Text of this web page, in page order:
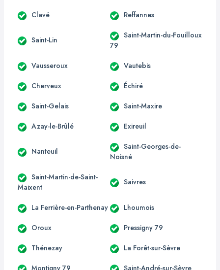
Clavé Reffannes
Saint-Lin
Saint-Martin-du-Fouilloux
79
Vausseroux Vautebis
Cherveux Échiré
Saint-Gelais Saint-Maxire
Azay-le-Brûlé Exireuil
Nanteuil
Saint-Georges-de-
Noisné
Saint-Martin-de-Saint-
Maixent
Saivres
La Ferrière-en-Parthenay Lhoumois
Oroux Pressigny 79
Thénezay La Forêt-sur-Sèvre
Montigny 79 Saint-André-sur-Sèvre